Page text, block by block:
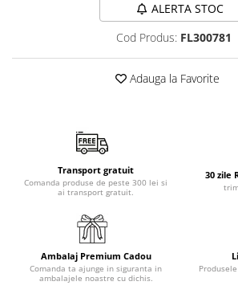
ALERTA STOC
Cod Produs: FL300781
Adauga la Favorite
Transport gratuit
Comanda produse de peste 300 lei si
ai transport gratuit.
30 zile
Ambalaj Premium Cadou
Comanda ta ajunge in siguranta in
ambalajele noastre cu dichis.